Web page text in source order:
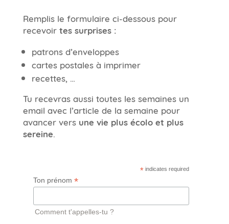
Remplis le formulaire ci-dessous pour
recevoir tes surprises :
patrons d’enveloppes
cartes postales à imprimer
recettes, …
Tu recevras aussi toutes les semaines un
email avec l’article de la semaine pour
avancer vers une vie plus écolo et plus
sereine.
* indicates required
Ton prénom *
Comment t'appelles-tu ?